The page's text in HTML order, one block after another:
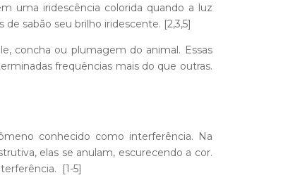
uma iridescência colorida quando a luz
sabão seu brilho iridescente. [2,3,5]
concha ou plumagem do animal. Essas
frequências mais do que outras.
conhecido como interferência. Na
elas se anulam, escurecendo a cor.
[1-5]